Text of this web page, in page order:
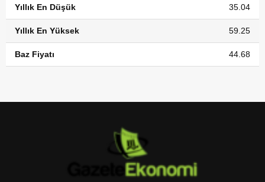
Yıllık En Düşük 35.04
Yıllık En Yüksek 59.25
Baz Fiyatı 44.68